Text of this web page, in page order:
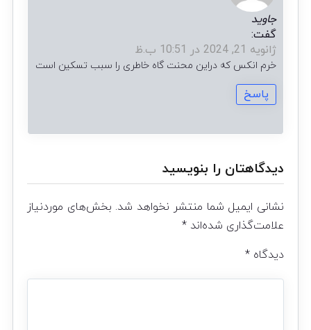
جاوید
گفت:
ژانویه 21, 2024 در 10:51 ب.ظ
خرم انکس که دراین محنت گاه خاطری را سبب تسکین است
پاسخ
دیدگاهتان را بنویسید
نشانی ایمیل شما منتشر نخواهد شد. بخش‌های موردنیاز
علامت‌گذاری شده‌اند *
دیدگاه *